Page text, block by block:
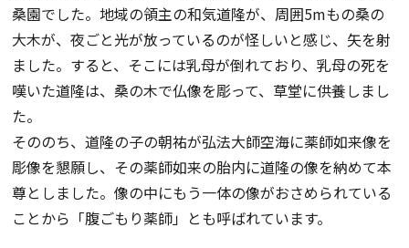
桑園でした。地域の領主の和気道隆が、周囲5mもの桑の
大木が、夜ごと光が放っているのが怪しいと感じ、矢を射
ました。すると、そこには乳母が倒れており、乳母の死を
嘆いた道隆は、桑の木で仏像を彫って、草堂に供養しまし
た。
そののち、道隆の子の朝祐が弘法大師空海に薬師如来像を
彫像を懇願し、その薬師如来の胎内に道隆の像を納めて本
尊としました。像の中にもう一体の像がおさめられている
ことから「腹ごもり薬師」とも呼ばれています。